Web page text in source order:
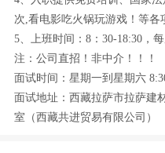
次,看电影吃火锅玩游戏！等各
5、上班时间：8：30-18:30，
注：公司直招！非中介！！！
面试时间：星期一到星期六
面试地址：西藏拉萨市拉萨建
室（西藏共进贸易有限公司）